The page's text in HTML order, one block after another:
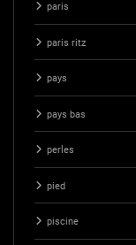
paris
paris ritz
pays
pays bas
perles
pied
piscine